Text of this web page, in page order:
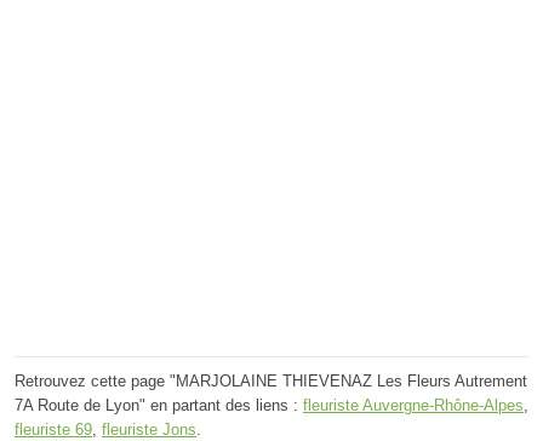
Retrouvez cette page "MARJOLAINE THIEVENAZ Les Fleurs Autrement
7A Route de Lyon" en partant des liens : fleuriste Auvergne-Rhône-Alpes
fleuriste 69 fleuriste Jons